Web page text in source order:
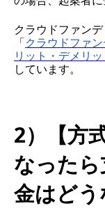
クラウドファン
「クラウドファ
リット・デメリ
しています。
2）【方
なった
金はどう